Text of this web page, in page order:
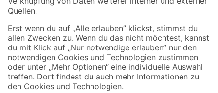
Sicher einkaufen
Jetzt die toom-App herunterladen